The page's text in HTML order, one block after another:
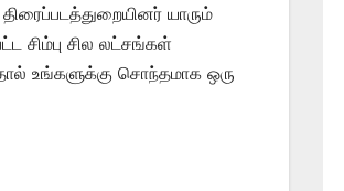
யாரும்
சிம்பு சில லட்சங்கள்
உங்களுக்கு சொந்தமாக ஒரு